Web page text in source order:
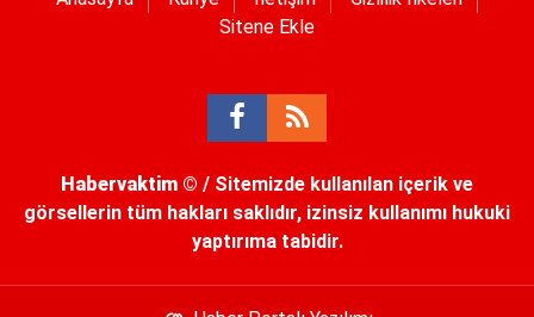
Sitene Ekle
Habervaktim © / Sitemizde kullanılan içerik ve
görsellerin tüm hakları saklıdır, izinsiz kullanımı hukuki
yaptırıma tabidir.